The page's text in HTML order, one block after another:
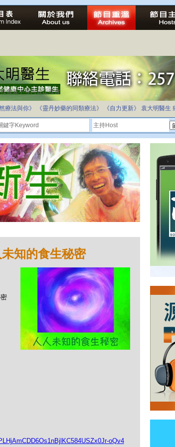
會並不等同公正社會
育合法化-推動多元化教育，全民學卷制
療法與你》
《靈丹妙藥的同類療法》 《自力更新》 袁大明醫生
知的食生秘密
oQv4